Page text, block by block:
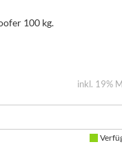
100 kg.
inkl. 19%